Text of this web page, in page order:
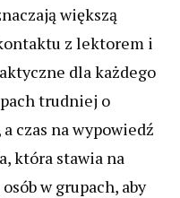
większą
z lektorem i
dla każdego
trudniej o
czas na wypowiedź
która stawia na
w grupach, aby